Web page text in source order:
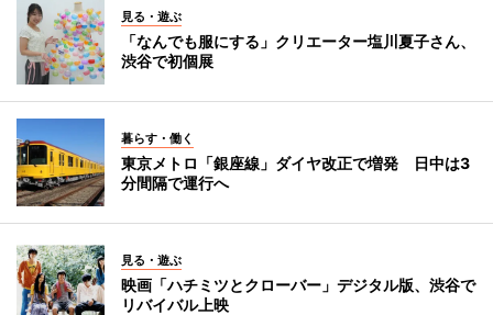
見る・遊ぶ
「なんでも服にする」クリエーター塩川夏子さん、
渋谷で初個展
暮らす・働く
東京メトロ「銀座線」ダイヤ改正で増発 日中は3
分間隔で運行へ
見る・遊ぶ
映画「ハチミツとクローバー」デジタル版、渋谷で
リバイバル上映